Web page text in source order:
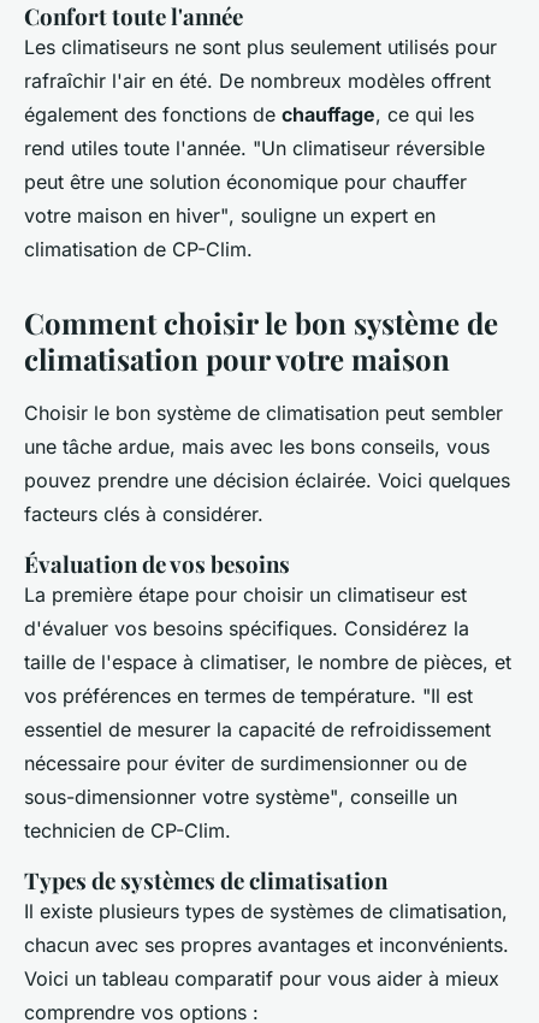
Confort toute l'année
Les climatiseurs ne sont plus seulement utilisés pour
rafraîchir l'air en été. De nombreux modèles offrent
également des fonctions de chauffage, ce qui les
rend utiles toute l'année. "Un climatiseur réversible
peut être une solution économique pour chauffer
votre maison en hiver", souligne un expert en
climatisation de CP-Clim.
Comment choisir le bon système de
climatisation pour votre maison
Choisir le bon système de climatisation peut sembler
une tâche ardue, mais avec les bons conseils, vous
pouvez prendre une décision éclairée. Voici quelques
facteurs clés à considérer.
Évaluation de vos besoins
La première étape pour choisir un climatiseur est
d'évaluer vos besoins spécifiques. Considérez la
taille de l'espace à climatiser, le nombre de pièces, et
vos préférences en termes de température. "Il est
essentiel de mesurer la capacité de refroidissement
nécessaire pour éviter de surdimensionner ou de
sous-dimensionner votre système", conseille un
technicien de CP-Clim.
Types de systèmes de climatisation
Il existe plusieurs types de systèmes de climatisation,
chacun avec ses propres avantages et inconvénients.
Voici un tableau comparatif pour vous aider à mieux
comprendre vos options :